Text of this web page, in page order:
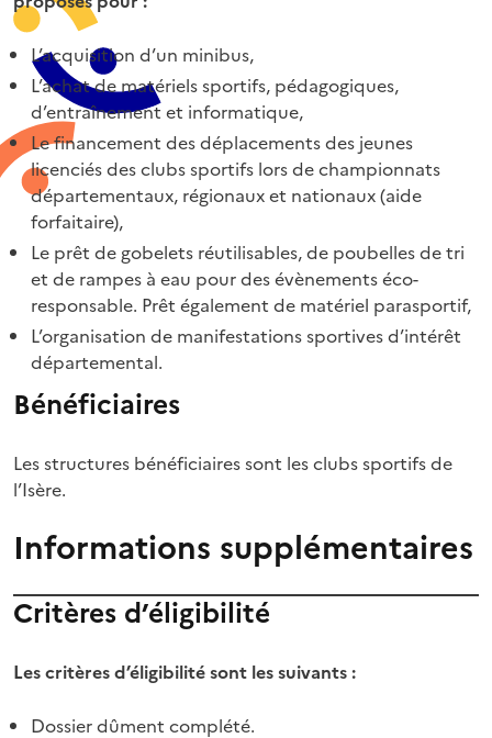
L’acquisition d’un minibus,
L’achat de matériels sportifs, pédagogiques,
d’entraînement et informatique,
Le financement des déplacements des jeunes
licenciés des clubs sportifs lors de championnats
départementaux, régionaux et nationaux (aide
forfaitaire),
Le prêt de gobelets réutilisables, de poubelles de tri
et de rampes à eau pour des évènements éco-
responsable. Prêt également de matériel parasportif,
L’organisation de manifestations sportives d’intérêt
départemental.
Bénéficiaires
Les structures bénéficiaires sont les clubs sportifs de
l’Isère.
Informations supplémentaires
Critères d’éligibilité
Les critères d’éligibilité sont les suivants :
Dossier dûment complété.